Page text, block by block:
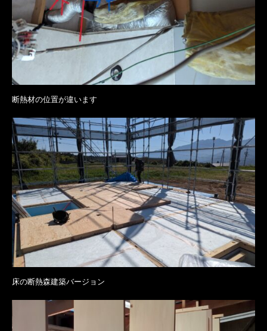
断熱材の位置が違います
床の断熱森建築バージョン